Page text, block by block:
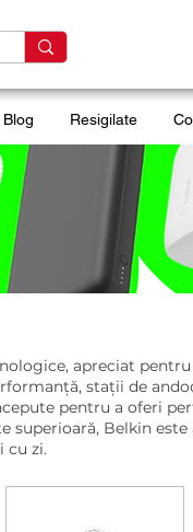
Blog Resigilate
apreciat
stații de
pentru a oferi
Belkin este
cu zi.